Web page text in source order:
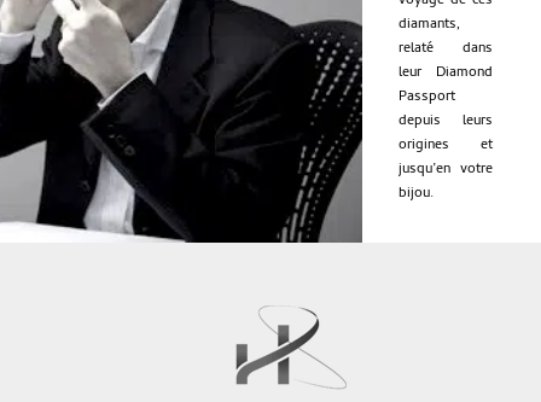
diamants,
relaté dans
leur Diamond
Passport
depuis leurs
origines et
jusqu’en votre
bijou.